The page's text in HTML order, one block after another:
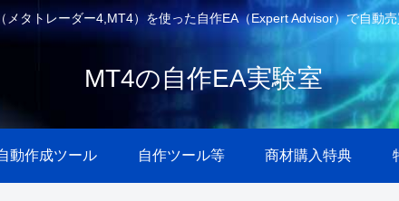
タトレーダー4,MT4）を使った自作EA（Expert Advisor）で自動
MT4の自作EA実験室
動作成ツール 自作ツール等 商材購入特典